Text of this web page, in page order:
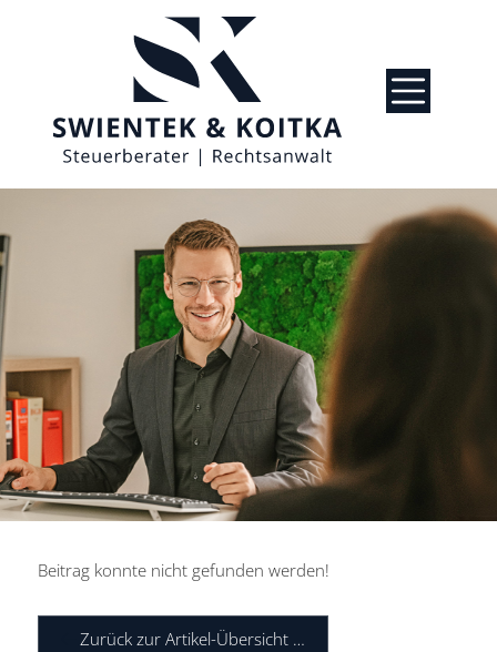
Beitrag konnte nicht gefunden werden!
Zurück zur Artikel-Übersicht …